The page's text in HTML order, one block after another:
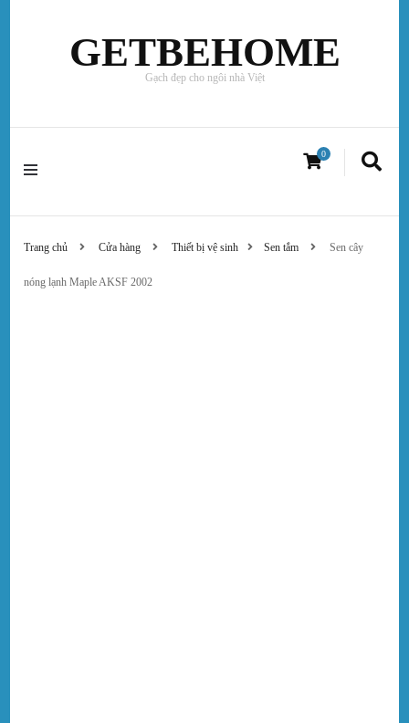
GETBEHOME
Gạch đẹp cho ngôi nhà Việt
0
Trang chủ Cửa hàng Thiết bị vệ sinh Sen tắm Sen cây
nóng lạnh Maple AKSF 2002